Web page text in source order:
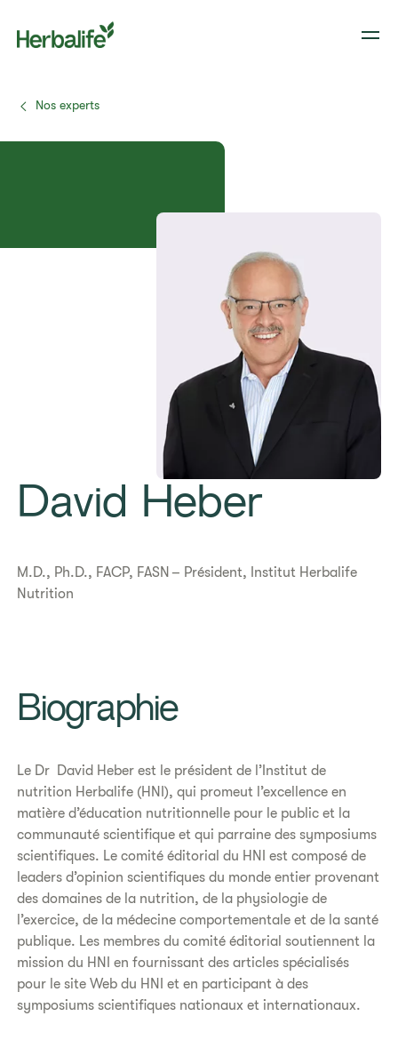
Nos experts
David Heber
​​M.D., Ph.D., FACP, FASN – Président, Institut Herbalife
Nutrition​
​​Biographie​
Le Dr David Heber est le président de l’Institut de
nutrition Herbalife (HNI), qui promeut l’excellence en
matière d’éducation nutritionnelle pour le public et la
communauté scientifique et qui parraine des symposiums
scientifiques. Le comité éditorial du HNI est composé de
leaders d’opinion scientifiques du monde entier provenant
des domaines de la nutrition, de la physiologie de
l’exercice, de la médecine comportementale et de la santé
publique. Les membres du comité éditorial soutiennent la
mission du HNI en fournissant des articles spécialisés
pour le site Web du HNI et en participant à des
symposiums scientifiques nationaux et internationaux.